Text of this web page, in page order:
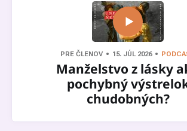
PRE ČLENOV 15. JÚL 2026
Manželstvo z lásky
pochybný
chudobných?